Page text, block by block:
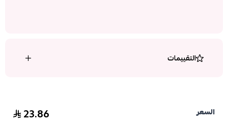
التقييمات
السعر 23.86